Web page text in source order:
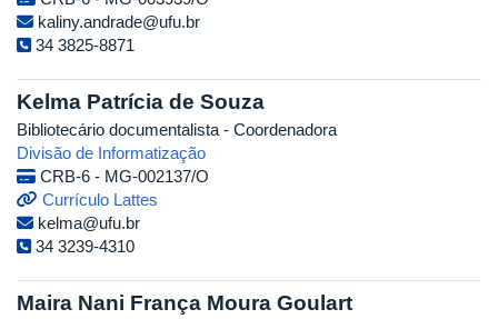
kaliny.andrade@ufu.br
34 3825-8871
Kelma Patrícia de Souza
Bibliotecário documentalista - Coordenadora
Divisão de Informatização
CRB-6 - MG-002137/O
Currículo Lattes
kelma@ufu.br
34 3239-4310
Maira Nani França Moura Goulart